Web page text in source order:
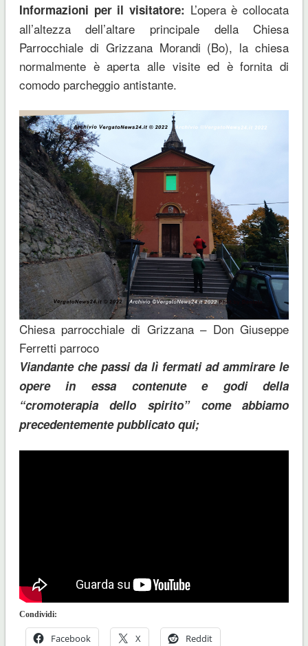
Informazioni per il visitatore: L’opera è collocata
all’altezza dell’altare principale della Chiesa
Parrocchiale di Grizzana Morandi (Bo), la chiesa
normalmente è aperta alle visite ed è fornita di
comodo parcheggio antistante.
Chiesa parrocchiale di Grizzana – Don Giuseppe
Ferretti parroco
Viandante che passi da lì fermati ad ammirare le
opere in essa contenute e godi della
“cromoterapia dello spirito” come abbiamo
precedentemente pubblicato qui;
Condividi:
Facebook X Reddit